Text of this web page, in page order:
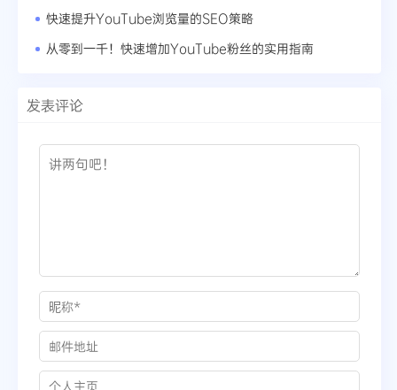
快速提升YouTube浏览量的SEO策略
从零到一千！快速增加YouTube粉丝的实用指南
发表评论